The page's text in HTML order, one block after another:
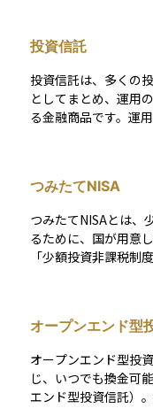
投資信託
投資信託は、多くの
としてまとめ、運用
る金融商品です。運
料などのコストが発
資信託ごとに運用方
がその方針に基づい
す。
つみたてNISA
つみたてNISAとは、
るために、国が用意
「少額投資非課税制
でも安心して始めや
ており、計画的に資
資産形成を目指す人
択肢のひとつです。
オープンエンド型
オープンエンド型投
じ、いつでも換金可
エンド型投資信託）